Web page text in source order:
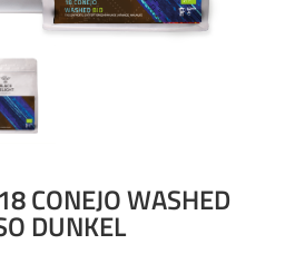
CONEJO WASHED
DUNKEL